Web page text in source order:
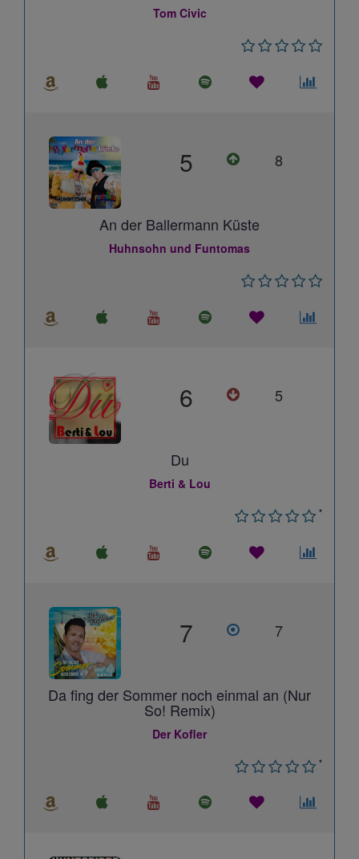
Tom Civic
5 8
An der Ballermann Küste
Huhnsohn und Funtomas
6 5
Du
Berti & Lou
*
7 7
Da fing der Sommer noch einmal an (Nur
So! Remix)
Der Kofler
*